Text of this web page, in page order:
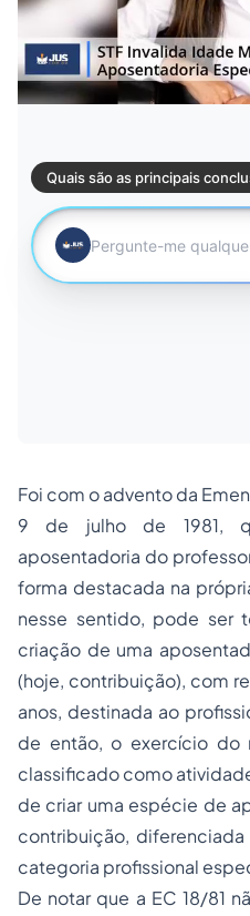
Foi com o advento da
9 de julho de 1981,
aposentadoria do
forma destacada na
nesse sentido, pode ser
criação de uma
(hoje, contribuição), com
anos, destinada ao
de então, o exercício do
classificado como
de criar uma espécie de
contribuição, diferenciada
categoria profissional
De notar que a EC 18/81